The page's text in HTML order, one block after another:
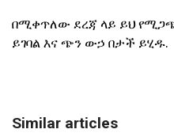
በሚቀጥለው ደረጃ ላይ ይህ
ይገባል እና ጭን ውኃ በታች ይሂዱ.
Similar articles